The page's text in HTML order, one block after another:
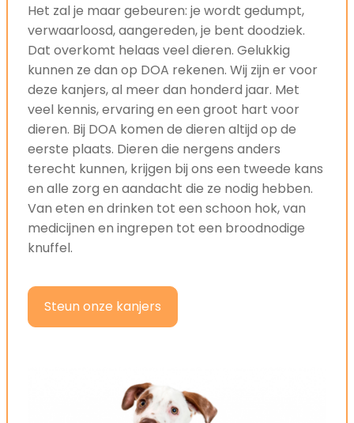
Het zal je maar gebeuren: je wordt gedumpt,
verwaarloosd, aangereden, je bent doodziek.
Dat overkomt helaas veel dieren. Gelukkig
kunnen ze dan op DOA rekenen. Wij zijn er voor
deze kanjers, al meer dan honderd jaar. Met
veel kennis, ervaring en een groot hart voor
dieren. Bij DOA komen de dieren altijd op de
eerste plaats. Dieren die nergens anders
terecht kunnen, krijgen bij ons een tweede kans
en alle zorg en aandacht die ze nodig hebben.
Van eten en drinken tot een schoon hok, van
medicijnen en ingrepen tot een broodnodige
knuffel.
Steun onze kanjers